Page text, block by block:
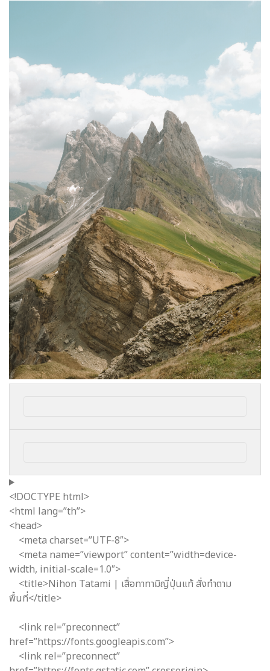
<!DOCTYPE html>
<html lang=”th”>
<head>
<meta charset=”UTF-8″>
<meta name=”viewport” content=”width=device-
width, initial-scale=1.0″>
<title>Nihon Tatami | เสื่อทาทามิญี่ปุ่นแท้ สั่งทำตาม
พื้นที่</title>
<link rel=”preconnect”
href=”https://fonts.googleapis.com”>
<link rel=”preconnect”